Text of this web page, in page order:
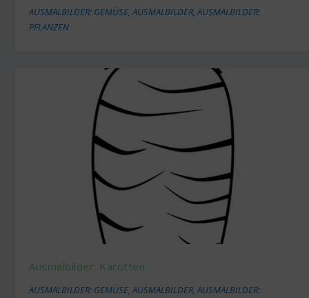
AUSMALBILDER: GEMÜSE,AUSMALBILDER,AUSMALBILDER:
PFLANZEN
Ausmalbilder: Karotten
AUSMALBILDER: GEMÜSE,AUSMALBILDER,AUSMALBILDER: